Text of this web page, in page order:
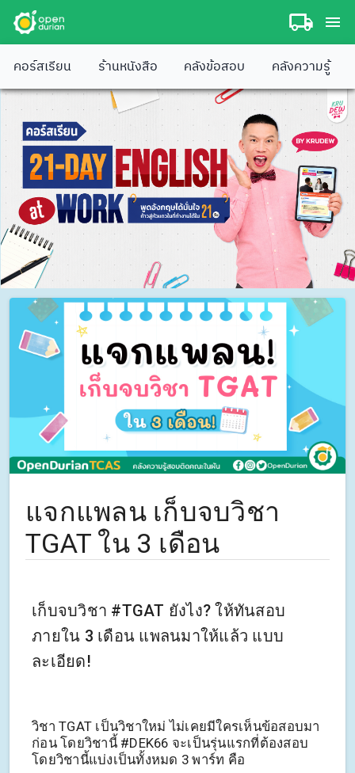
คอร์สเรียน ร้านหนังสือ คลังข้อสอบ คลังความรู้
แจกแพลน เก็บจบวิชา
TGAT ใน 3 เดือน
เก็บจบวิชา #TGAT ยังไง? ให้ทันสอบ
ภายใน 3 เดือน แพลนมาให้แล้ว แบบ
ละเอียด!
วิชา TGAT เป็นวิชาใหม่ ไม่เคยมีใครเห็นข้อสอบมา
ก่อน โดยวิชานี้ #DEK66 จะเป็นรุ่นแรกที่ต้องสอบ
โดยวิชานี้แบ่งเป็นทั้งหมด 3 พาร์ท คือ